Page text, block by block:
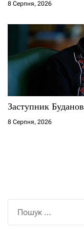
8 Серпня, 2026
Заступник
8 Серпня, 2026